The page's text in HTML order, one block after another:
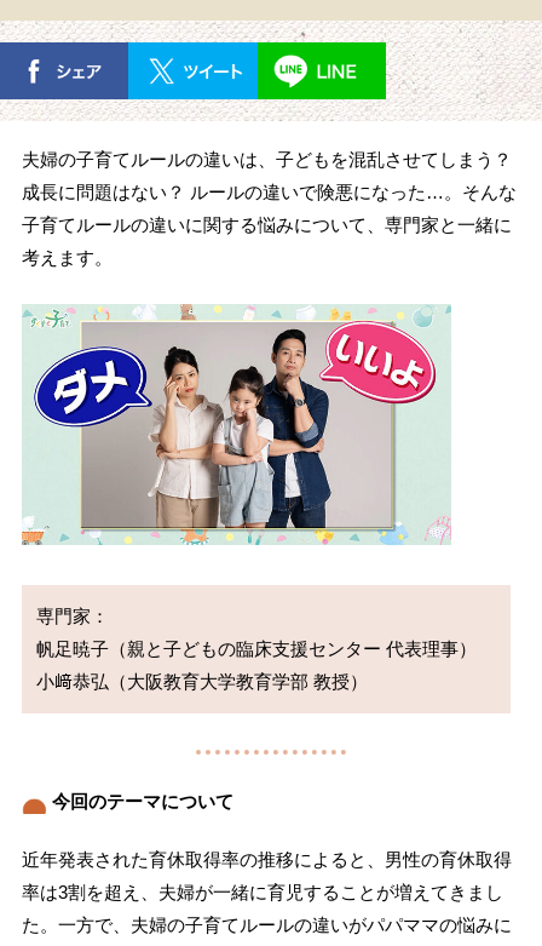
祖父母
夫婦の子育てルールの違いは、子どもを混乱させてしまう？
成長に問題はない？ ルールの違いで険悪になった…。そんな
子育てルールの違いに関する悩みについて、専門家と一緒に
考えます。
専門家：
帆足暁子（親と子どもの臨床支援センター 代表理事）
今回のテーマについて
近年発表された育休取得率の推移によると、男性の育休取得
率は3割を超え、夫婦が一緒に育児することが増えてきまし
た。一方で、夫婦の子育てルールの違いがパパママの悩みに